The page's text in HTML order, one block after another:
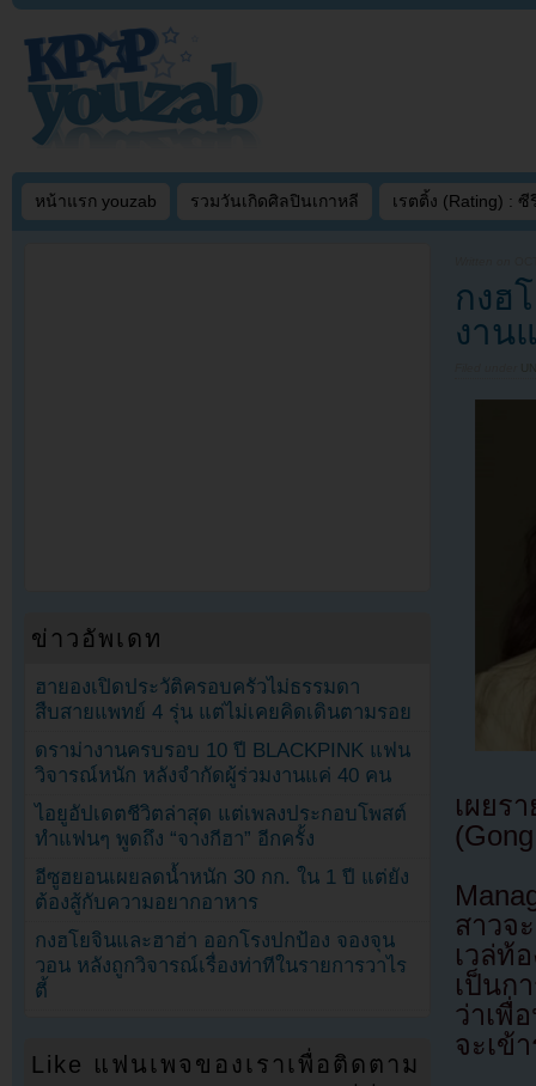
หน้าแรก youzab รวมวันเกิดศิลปินเกาหลี เรตติ้ง (Rating) : ซี
กงฮ
งาน
เผยร
สาวจ
เวล่ท้
เป็นก
ว่าเพื่
จะเข้
ข่าวอัพเดท
ฮายองเปิดประวัติครอบครัวไม่ธรรมดา
สืบสายแพทย์ 4 รุ่น แต่ไม่เคยคิดเดินตามรอย
ดราม่างานครบรอบ 10 ปี BLACKPINK แฟน
วิจารณ์หนัก หลังจำกัดผู้ร่วมงานแค่ 40 คน
ไอยูอัปเดตชีวิตล่าสุด แต่เพลงประกอบโพสต์
ทำแฟนๆ พูดถึง “จางกีฮา” อีกครั้ง
อีซูฮยอนเผยลดน้ำหนัก 30 กก. ใน 1 ปี แต่ยัง
ต้องสู้กับความอยากอาหาร
กงฮโยจินและฮาฮ่า ออกโรงปกป้อง จองจุน
วอน หลังถูกวิจารณ์เรื่องท่าทีในรายการวาไร
ตี้
Like แฟนเพจของเราเพื่อติดตาม